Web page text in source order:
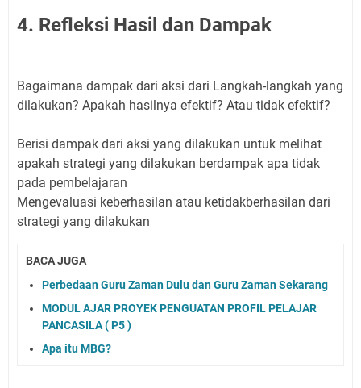
4. Refleksi Hasil dan Dampak
Bagaimana dampak dari aksi dari Langkah-langkah yang
dilakukan? Apakah hasilnya efektif? Atau tidak efektif?
Berisi dampak dari aksi yang dilakukan untuk melihat
apakah strategi yang dilakukan berdampak apa tidak
pada pembelajaran
Mengevaluasi keberhasilan atau ketidakberhasilan dari
strategi yang dilakukan
BACA JUGA
Perbedaan Guru Zaman Dulu dan Guru Zaman Sekarang
MODUL AJAR PROYEK PENGUATAN PROFIL PELAJAR
PANCASILA ( P5 )
Apa itu MBG?